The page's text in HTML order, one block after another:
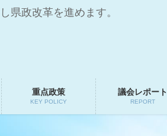
県政改革を進めます。
重点政策
KEY POLICY
議会レポート
REPORT